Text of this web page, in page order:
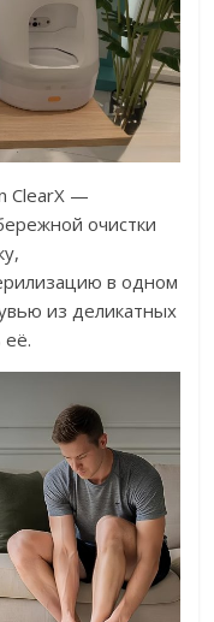
ClearX —
очистки
в одном
из деликатных
её.